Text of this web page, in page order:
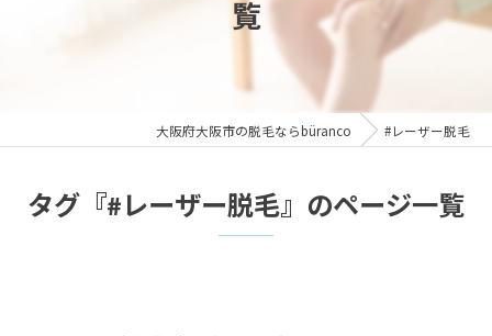
覧
大阪府大阪市の脱毛ならbüranco #レーザー脱毛
タグ『#レーザー脱毛』のページ一覧